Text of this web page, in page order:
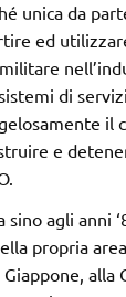
unica da
ed
di
il
e
sino agli anni
propria
alla